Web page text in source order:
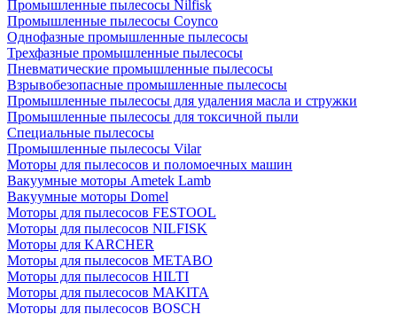
Промышленные пылесосы Nilfisk
Промышленные пылесосы Coynco
Однофазные промышленные пылесосы
Трехфазные промышленные пылесосы
Пневматические промышленные пылесосы
Взрывобезопасные промышленные пылесосы
Промышленные пылесосы для удаления масла и стружки
Промышленные пылесосы для токсичной пыли
Специальные пылесосы
Промышленные пылесосы Vilar
Моторы для пылесосов и поломоечных машин
Вакуумные моторы Ametek Lamb
Вакуумные моторы Domel
Моторы для пылесосов FESTOOL
Моторы для пылесосов NILFISK
Моторы для KARCHER
Моторы для пылесосов METABO
Моторы для пылесосов HILTI
Моторы для пылесосов MAKITA
Моторы для пылесосов BOSCH